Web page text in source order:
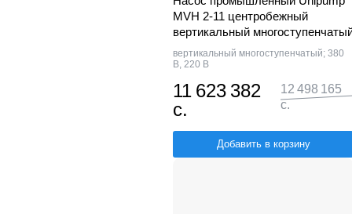
MVH 2-11 центробежный
вертикальный
вертикальный многоступенчатый; 380
В, 220 В
11 623 382
с.
12 498 165
с.
Добавить в корзину